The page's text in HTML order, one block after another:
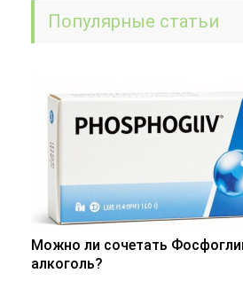
Популярные статьи
Можно ли сочетать
алкоголь?